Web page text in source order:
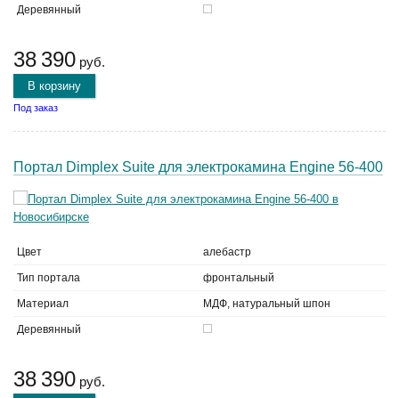
Деревянный
38 390 руб.
В корзину
Под заказ
Портал Dimplex Suite для электрокамина Engine 56-400
Цвет алебастр
Тип портала фронтальный
Материал МДФ, натуральный шпон
Деревянный
38 390 руб.